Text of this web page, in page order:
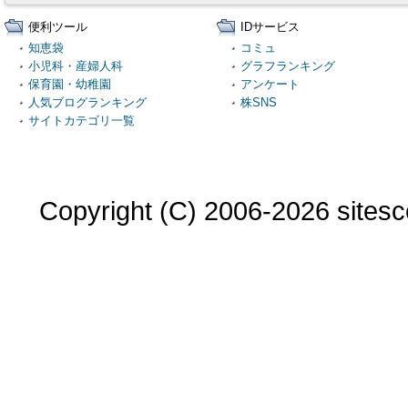
便利ツール
知恵袋
小児科・産婦人科
保育園・幼稚園
人気ブログランキング
サイトカテゴリ一覧
IDサービス
コミュ
グラフランキング
アンケート
株SNS
Copyright (C) 2006-2026